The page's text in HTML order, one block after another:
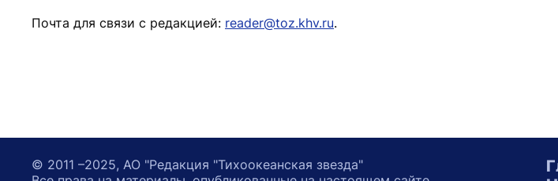
Почта для связи с редакцией: reader@toz.khv.ru.
© 2011 –2025, АО "Редакция "Тихоокеанская звезда"